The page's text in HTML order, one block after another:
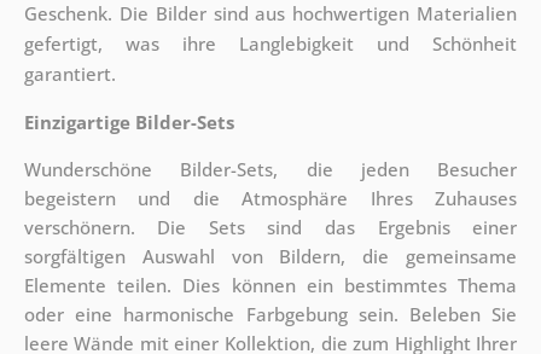
Geschenk. Die Bilder sind aus hochwertigen Materialien
gefertigt, was ihre Langlebigkeit und Schönheit
garantiert.
Einzigartige Bilder-Sets
Wunderschöne Bilder-Sets, die jeden Besucher
begeistern und die Atmosphäre Ihres Zuhauses
verschönern. Die Sets sind das Ergebnis einer
sorgfältigen Auswahl von Bildern, die gemeinsame
Elemente teilen. Dies können ein bestimmtes Thema
oder eine harmonische Farbgebung sein. Beleben Sie
leere Wände mit einer Kollektion, die zum Highlight Ihrer